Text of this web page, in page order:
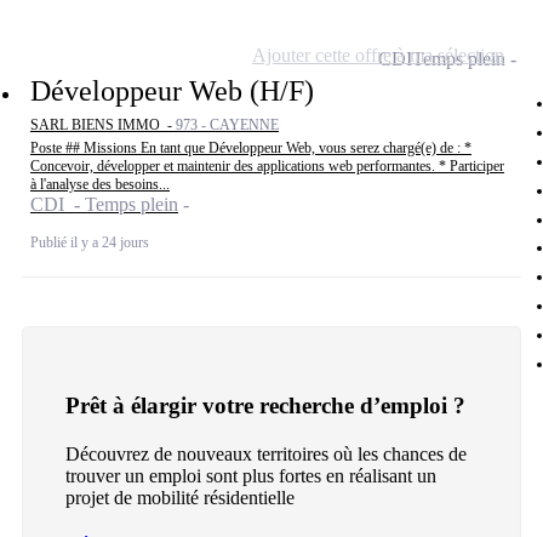
Développeur Web (H/F)
SARL BIENS IMMO - 973 - CAYENNE
Poste ## Missions En tant que Développeur Web, vous serez chargé(e) de : *
Concevoir, développer et maintenir des applications web performantes. * Participer
à l'analyse des besoins...
CDI - Temps plein
Publié il y a 24 jours
CDITemps plein
Ajouter cette offre à ma sélection
Prêt à élargir votre recherche d’emploi ?
Découvrez de nouveaux territoires où les chances de
trouver un emploi sont plus fortes en réalisant un
projet de mobilité résidentielle